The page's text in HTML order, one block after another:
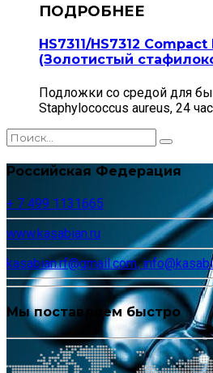
HS7311/HS7312
(Золотистый
Подложки со средой для
Staphylococcus aureus, 24
Российская Федерация
+ 7 499 1131665
www.kasabian.ru
kasabian.rf@gmail.com,
Мы поставляем быстро